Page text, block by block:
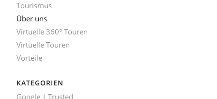
Tourismus
Über uns
Virtuelle 360° Touren
Virtuelle Touren
Vorteile
KATEGORIEN
Google | Trusted